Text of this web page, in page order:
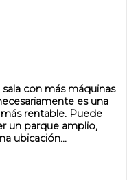
sala con más máquinas
es una
más rentable. Puede
un parque amplio,
ubicación...